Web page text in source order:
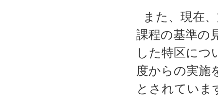
また、現在
課程の基準の
した特区につ
度からの実施
とされていま